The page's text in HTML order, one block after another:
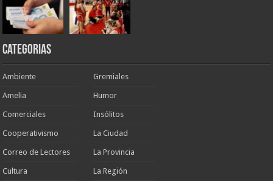
Categorias
Ambiente
Amelia
Comerciales
Cooperativismo
Correo de Lectores
Cultura
Gremiales
Humor
Insólitos
La Ciudad
La Provincia
La Región